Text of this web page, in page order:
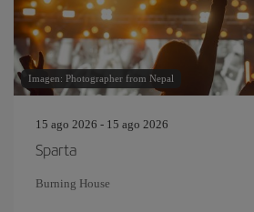
Imagen: Photographer from Nepal
15 ago 2026 - 15 ago 2026
Sparta
Burning House